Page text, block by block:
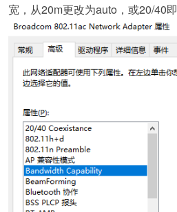
宽，从20m更改为auto，或20/40